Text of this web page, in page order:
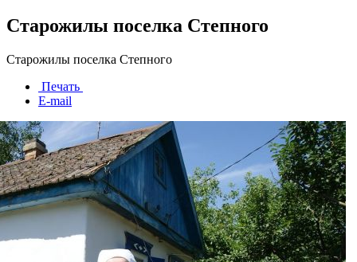
Старожилы поселка Степного
Старожилы поселка Степного
Печать
E-mail